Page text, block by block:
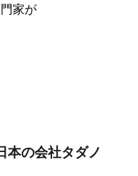
家が
本の会社タダノ